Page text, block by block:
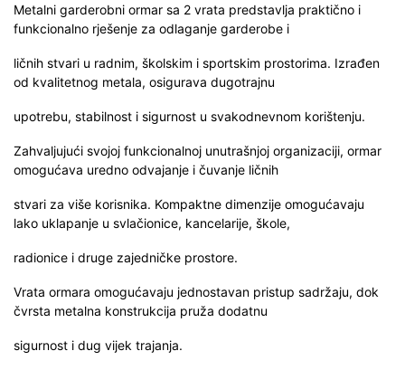
Metalni garderobni ormar sa 2 vrata predstavlja praktično i
funkcionalno rješenje za odlaganje garderobe i
ličnih stvari u radnim, školskim i sportskim prostorima. Izrađen
od kvalitetnog metala, osigurava dugotrajnu
upotrebu, stabilnost i sigurnost u svakodnevnom korištenju.
Zahvaljujući svojoj funkcionalnoj unutrašnjoj organizaciji, ormar
omogućava uredno odvajanje i čuvanje ličnih
stvari za više korisnika. Kompaktne dimenzije omogućavaju
lako uklapanje u svlačionice, kancelarije, škole,
radionice i druge zajedničke prostore.
Vrata ormara omogućavaju jednostavan pristup sadržaju, dok
čvrsta metalna konstrukcija pruža dodatnu
sigurnost i dug vijek trajanja.